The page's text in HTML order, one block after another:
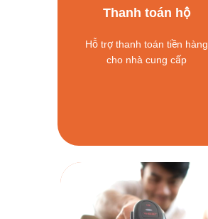
Hỗ trợ thanh toán tiền hàng
cho nhà cung cấp
Thanh toán hộ